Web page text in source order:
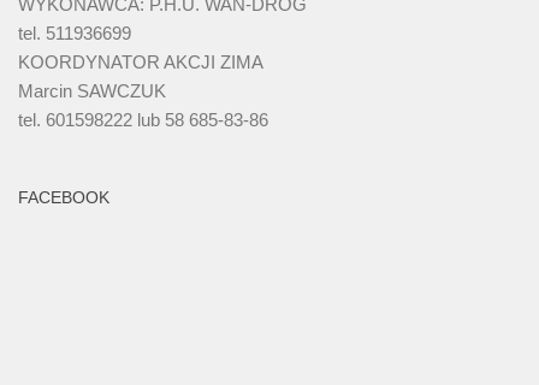
tel. 511936699
KOORDYNATOR AKCJI ZIMA
Marcin SAWCZUK
tel. 601598222 lub 58 685-83-86
FACEBOOK